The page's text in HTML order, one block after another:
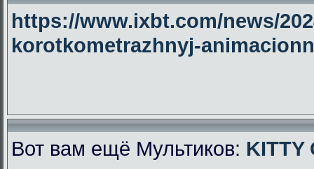
https://www.ixbt.com/news/
korotkometrazhnyj-
Вот вам ещё Мультиков: KITTY